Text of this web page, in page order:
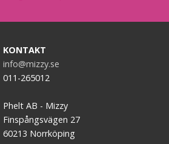
KONTAKT
info@mizzy.se
011-265012
Phelt AB - Mizzy
Finspångsvägen 27
60213 Norrköping